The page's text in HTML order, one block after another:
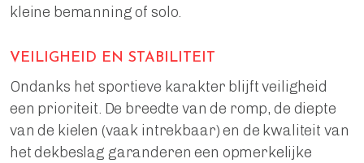
kleine bemanning of solo.
VEILIGHEID EN STABILITEIT
Ondanks het sportieve karakter blijft veiligheid
een prioriteit. De breedte van de romp, de diepte
van de kielen (vaak intrekbaar) en de kwaliteit van
het dekbeslag garanderen een opmerkelijke